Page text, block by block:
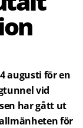
augusti för en
vid
har gått ut
för